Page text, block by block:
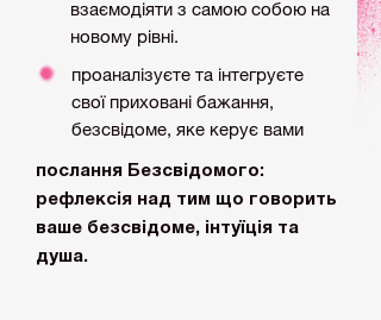
взаємодіяти з самою собою на
новому рівні.
проаналізуєте та інтегруєте
свої приховані бажання,
безсвідоме, яке керує вами
послання Безсвідомого:
рефлексія над тим що говорить
ваше безсвідоме, інтуїція та
душа.